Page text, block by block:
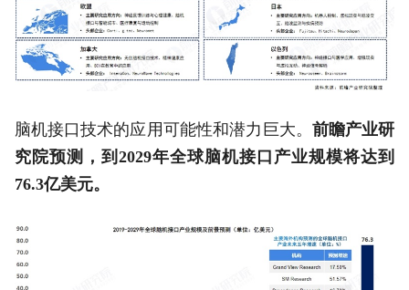
脑机接口技术的应用可能性和潜力巨大。 前瞻产业研
究院预测，到2029年全球脑机接口产业规模将达到
76.3亿美元。